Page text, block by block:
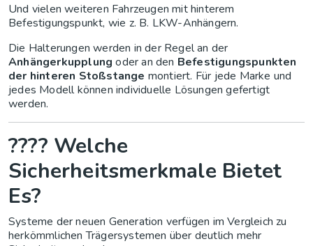
Und vielen weiteren Fahrzeugen mit hinterem
Befestigungspunkt, wie z. B. LKW-Anhängern.
Die Halterungen werden in der Regel an der
Anhängerkupplung oder an den Befestigungspunkten
der hinteren Stoßstange montiert. Für jede Marke und
jedes Modell können individuelle Lösungen gefertigt
werden.
????️ Welche
Sicherheitsmerkmale Bietet
Es?
Systeme der neuen Generation verfügen im Vergleich zu
herkömmlichen Trägersystemen über deutlich mehr